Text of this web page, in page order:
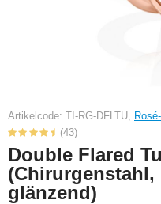
Artikelcode: TI-RG-DFLTU,
(43)
Double Flared
(Chirurgenstahl,
glänzend)